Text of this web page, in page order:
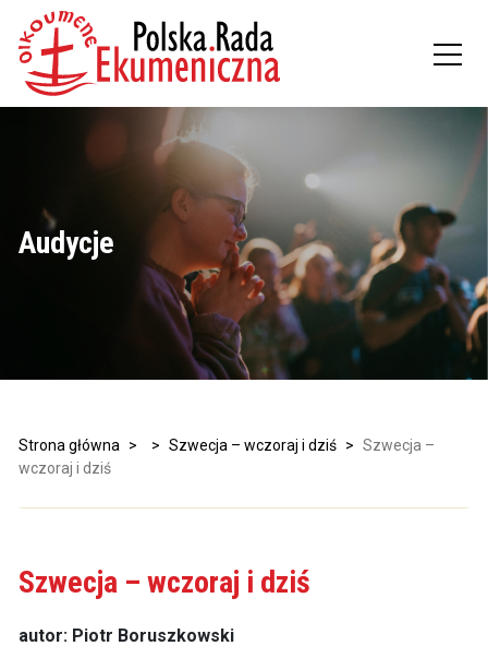
Audycje
Strona główna > > Szwecja – wczoraj i dziś > Szwecja –
wczoraj i dziś
Szwecja – wczoraj i dziś
autor: Piotr Boruszkowski